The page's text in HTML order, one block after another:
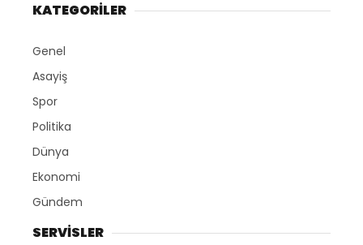
KATEGORİLER
Genel
Asayiş
Spor
Politika
Dünya
Ekonomi
Gündem
SERVİSLER